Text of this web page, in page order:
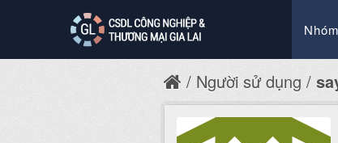
Người sử dụng